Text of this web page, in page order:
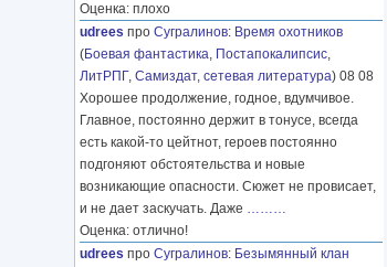
Оценка: плохо
udrees про Сугралинов: Время охотников
(Боевая фантастика, Постапокалипсис,
ЛитРПГ, Самиздат, сетевая литература) 08 08
Хорошее продолжение, годное, вдумчивое.
Главное, постоянно держит в тонусе, всегда
есть какой-то цейтнот, героев постоянно
подгоняют обстоятельства и новые
возникающие опасности. Сюжет не провисает,
и не дает заскучать. Даже ………
Оценка: отлично!
udrees про Сугралинов: Безымянный клан